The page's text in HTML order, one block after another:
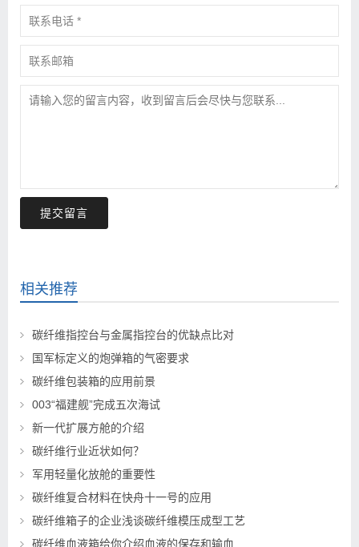
提交留言
相关推荐
碳纤维指控台与金属指控台的优缺点比对
国军标定义的炮弹箱的气密要求
碳纤维包装箱的应用前景
003“福建舰”完成五次海试
新一代扩展方舱的介绍
碳纤维行业近状如何？
军用轻量化放舱的重要性
碳纤维复合材料在快舟十一号的应用
碳纤维箱子的企业浅谈碳纤维模压成型工艺
碳纤维血液箱给你介绍血液的保存和输血